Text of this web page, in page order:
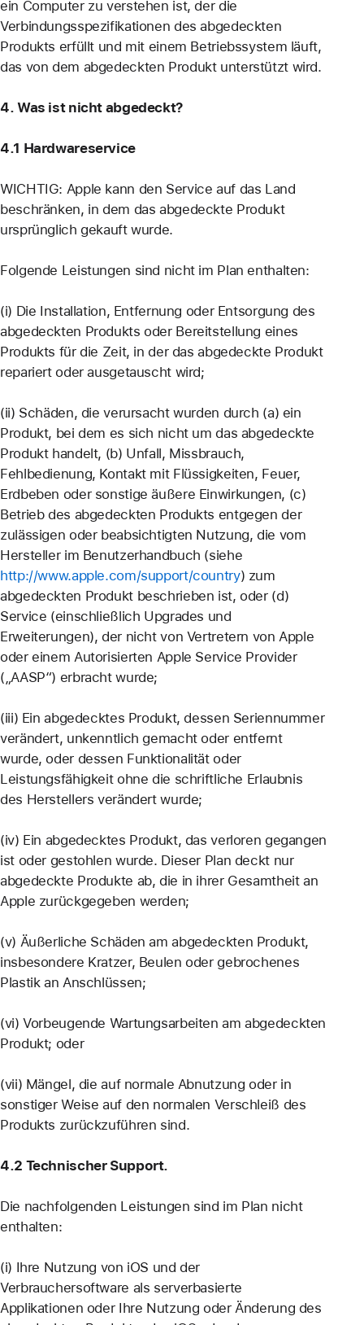
ein Computer zu verstehen ist, der die
Verbindungsspezifikationen des abgedeckten
Produkts erfüllt und mit einem Betriebssystem läuft,
das von dem abgedeckten Produkt unterstützt wird.
4. Was ist nicht abgedeckt?
4.1 Hardwareservice
WICHTIG: Apple kann den Service auf das Land
beschränken, in dem das abgedeckte Produkt
ursprünglich gekauft wurde.
Folgende Leistungen sind nicht im Plan enthalten:
(i) Die Installation, Entfernung oder Entsorgung des
abgedeckten Produkts oder Bereitstellung eines
Produkts für die Zeit, in der das abgedeckte Produkt
repariert oder ausgetauscht wird;
(ii) Schäden, die verursacht wurden durch (a) ein
Produkt, bei dem es sich nicht um das abgedeckte
Produkt handelt, (b) Unfall, Missbrauch,
Fehlbedienung, Kontakt mit Flüssigkeiten, Feuer,
Erdbeben oder sonstige äußere Einwirkungen, (c)
Betrieb des abgedeckten Produkts entgegen der
zulässigen oder beabsichtigten Nutzung, die vom
Hersteller im Benutzerhandbuch (siehe
http://www.apple.com/support/country) zum
abgedeckten Produkt beschrieben ist, oder (d)
Service (einschließlich Upgrades und
Erweiterungen), der nicht von Vertretern von Apple
oder einem Autorisierten Apple Service Provider
(„AASP“) erbracht wurde;
(iii) Ein abgedecktes Produkt, dessen Seriennummer
verändert, unkenntlich gemacht oder entfernt
wurde, oder dessen Funktionalität oder
Leistungsfähigkeit ohne die schriftliche Erlaubnis
des Herstellers verändert wurde;
(iv) Ein abgedecktes Produkt, das verloren gegangen
ist oder gestohlen wurde. Dieser Plan deckt nur
abgedeckte Produkte ab, die in ihrer Gesamtheit an
Apple zurückgegeben werden;
(v) Äußerliche Schäden am abgedeckten Produkt,
insbesondere Kratzer, Beulen oder gebrochenes
Plastik an Anschlüssen;
(vi) Vorbeugende Wartungsarbeiten am abgedeckten
Produkt; oder
(vii) Mängel, die auf normale Abnutzung oder in
sonstiger Weise auf den normalen Verschleiß des
Produkts zurückzuführen sind.
4.2 Technischer Support.
Die nachfolgenden Leistungen sind im Plan nicht
enthalten:
(i) Ihre Nutzung von iOS und der
Verbrauchersoftware als serverbasierte
Applikationen oder Ihre Nutzung oder Änderung des